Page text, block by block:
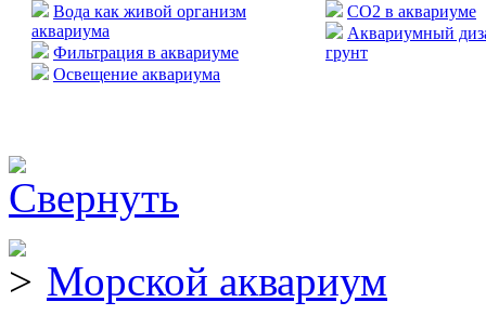
Вода как живой организм
аквариума
Фильтрация в аквариуме
Освещение аквариума
CO2 в аквариуме
Аквариумный
грунт
Морской аквариум